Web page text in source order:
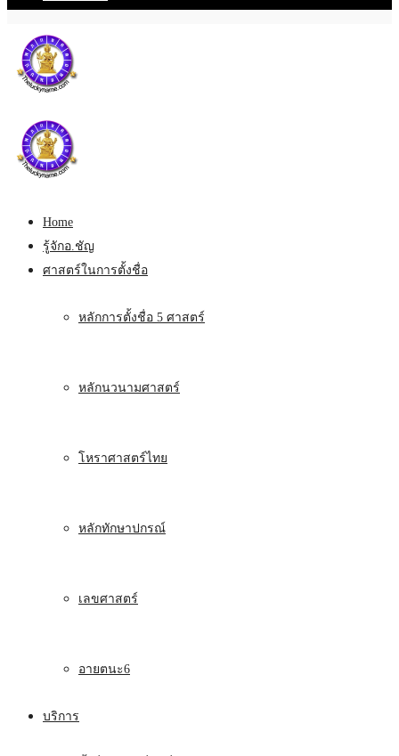
Home
รู้จักอ.ชัญ
ศาสตร์ในการตั้งชื่อ
หลักการตั้งชื่อ 5 ศาสตร์
หลักนวนามศาสตร์
โหราศาสตร์ไทย
หลักทักษาปกรณ์
เลขศาสตร์
อายตนะ6
บริการ